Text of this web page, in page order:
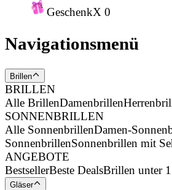
GeschenkX 0
Navigationsmenü
Brillen
BRILLEN
Alle BrillenDamenbrillen
SONNENBRILLEN
Alle SonnenbrillenDamen-
SonnenbrillenSonnenbrillen mit
ANGEBOTE
BestsellerBeste DealsBrillen unter
Gläser